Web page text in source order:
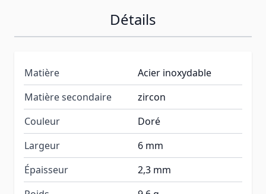
Détails
Matière
Acier inoxydable
Matière secondaire
zircon
Couleur
Doré
Largeur
6 mm
Épaisseur
2,3 mm